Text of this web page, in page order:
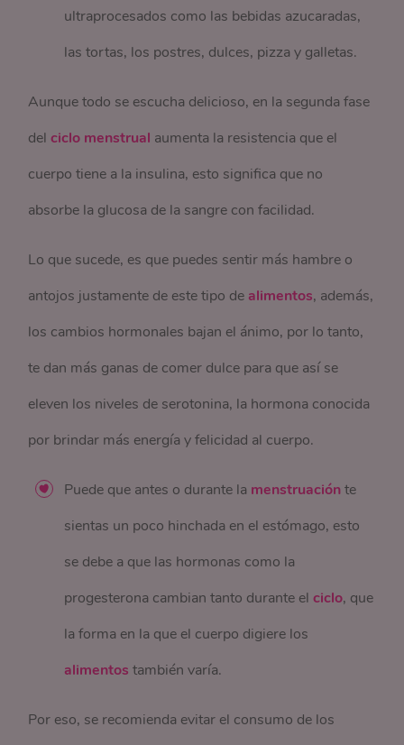
ultraprocesados como las bebidas azucaradas,
las tortas, los postres, dulces, pizza y galletas.
Aunque todo se escucha delicioso, en la segunda fase
del ciclo menstrual aumenta la resistencia que el
cuerpo tiene a la insulina, esto significa que no
absorbe la glucosa de la sangre con facilidad.
Lo que sucede, es que puedes sentir más hambre o
antojos justamente de este tipo de alimentos, además,
los cambios hormonales bajan el ánimo, por lo tanto,
te dan más ganas de comer dulce para que así se
eleven los niveles de serotonina, la hormona conocida
por brindar más energía y felicidad al cuerpo.
Puede que antes o durante la menstruaciónte
sientas un poco hinchada en el estómago, esto
se debe a que las hormonas como la
progesterona cambian tanto durante elciclo, que
la forma en la que el cuerpo digiere los
alimentos también varía.
Por eso, se recomienda evitar el consumo de los